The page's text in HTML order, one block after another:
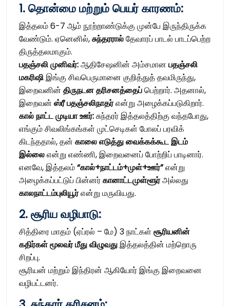
1. தொன்மை மற்றும் பெயர் காரணம்:
இத்தலம் 6-7 ஆம் நூற்றாண்டுக்கு முன்பே இருந்திருக்க
வேண்டும். ஏனெனில்,சுந்தரரால்தேவாரப் பாடல் பாடப்பெற்ற
திருத்தலமாகும்.
பதஞ்சலி முனிவர்:ஆதிசேஷனின் அம்சமான பதஞ்சலி
மகரிஷிஇங்கு சிவபெருமானை குறித்துத் தவமிருந்து,
இறைவனின் திருநடன தரிசனத்தைப்பெற்றார். அதனால்,
இறைவன் ஸ்ரீ பதஞ்சலிநாதர்என்று அழைக்கப்படுகிறார்.
கால் நாட்ட முடியா ஊர்:சுந்தரர் இத்தலத்திற்கு வந்தபோது,
எங்கும் சிவலிங்கங்கள் முட்செடிகள் போலப் பரவிக்
கிடந்ததால், தன் காலை எடுத்து வைக்கக்கூட இடம்
இல்லைஎன்று எண்ணி, இறைவனைப் போற்றிப் பாடினார்.
எனவே, இத்தலம்“கால்+நாட்டம்+முள்+ஊர்”என்று
அழைக்கப்பட்டுப் பின்னர்கானாட்டமுள்ளூர்அல்லது
காலநாட்டம்புலியூர்என்று மருவியது.
2. சூரிய வழிபாடு:
சித்திரை மாதம் (ஏப்ரல் – மே) 3 நாட்கள் சூரியனின்
கதிர்கள் மூலவர் மீது விழுவதுஇத்தலத்தின் மற்றொரு
சிறப்பு.
சூரியன் மற்றும் இந்திரன் ஆகியோர் இங்கு இறைவனை
வழிபட்டனர்.